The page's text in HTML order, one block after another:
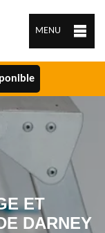
MENU
ET
DARNEY